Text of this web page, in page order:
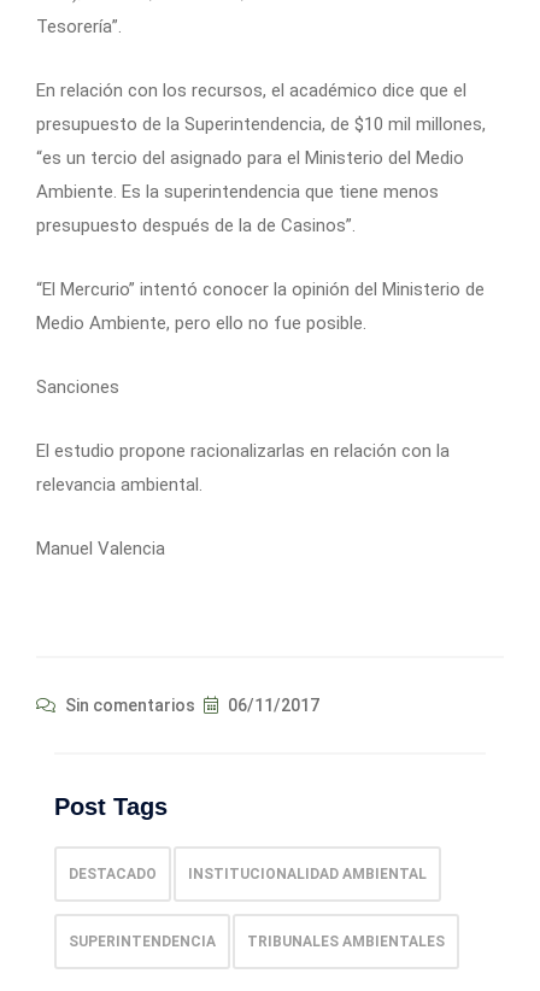
Tesorería”.
En relación con los recursos, el académico dice que el
presupuesto de la Superintendencia, de $10 mil millones,
“es un tercio del asignado para el Ministerio del Medio
Ambiente. Es la superintendencia que tiene menos
presupuesto después de la de Casinos”.
“El Mercurio” intentó conocer la opinión del Ministerio de
Medio Ambiente, pero ello no fue posible.
Sanciones
El estudio propone racionalizarlas en relación con la
relevancia ambiental.
Manuel Valencia
Sin comentarios 06/11/2017
Post Tags
DESTACADO INSTITUCIONALIDAD AMBIENTAL
SUPERINTENDENCIA TRIBUNALES AMBIENTALES